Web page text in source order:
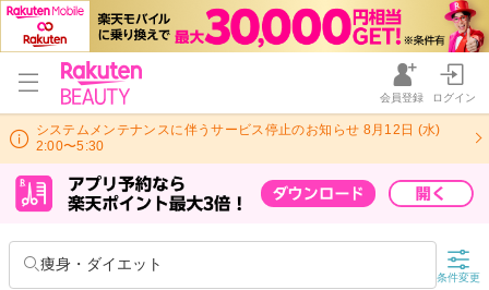
会員登録 ログイン
システムメンテナンスに伴うサービス停止のお知らせ 8月12日 (水)
2:00〜5:30
痩身・ダイエット
条件変更